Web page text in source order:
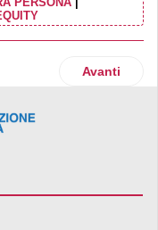
per Cofra Articolo
Avanti